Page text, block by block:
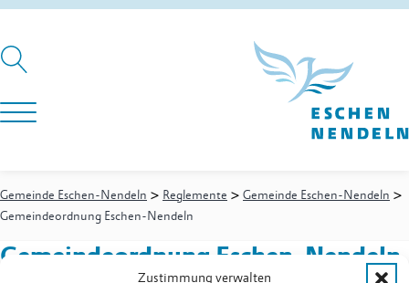
Zustimmung verwalten
Gemeinde Eschen-Nendeln > Reglemente > Gemeinde Eschen-Nendeln >
Gemeindeordnung Eschen-Nendeln
Gemeindeordnung Eschen-Nendeln